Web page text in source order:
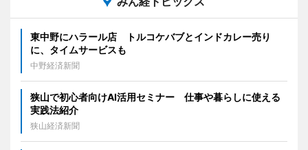
東中野にハラール店 トルコケバブとインドカレー売り
に、タイムサービスも
中野経済新聞
狭山で初心者向けAI活用セミナー 仕事や暮らしに使える
実践法紹介
狭山経済新聞